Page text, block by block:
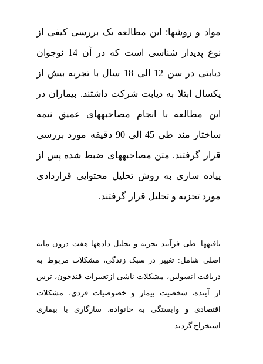
مواد و روش­ها:این مطالعه یک بررسی کیفی از
نوع پدیدار شناسی است که در آن 14 نوجوان
دیابتی در سن 12 الی 18 سال با تجربه بیش از
یکسال ابتلا به دیابت شرکت داشتند. بیماران در
این مطالعه با انجام مصاحبه­های عمیق نیمه
ساختار مند طی 45 الی 90 دقیقه مورد بررسی
قرار گرفتند. متن مصاحبه­های ضبط شده پس از
پیاده سازی به روش تحلیل محتوایی قراردادی
مورد تجزیه و تحلیل قرار گرفتند.
یافته­ها: طی فرآیند تجزیه و تحلیل داده­ها هفت درون مایه
اصلی شامل: تغییر در سبک زندگی، مشکلات مربوط به
دریافت انسولین، مشکلات ناشی ازتغییرات قندخون، ترس
از آینده، شخصیت بیمار و خصوصیات فردی، مشکلات
اقتصادی و وابستگی به خانواده، سازگاری با بیماری
استخراج گردید.